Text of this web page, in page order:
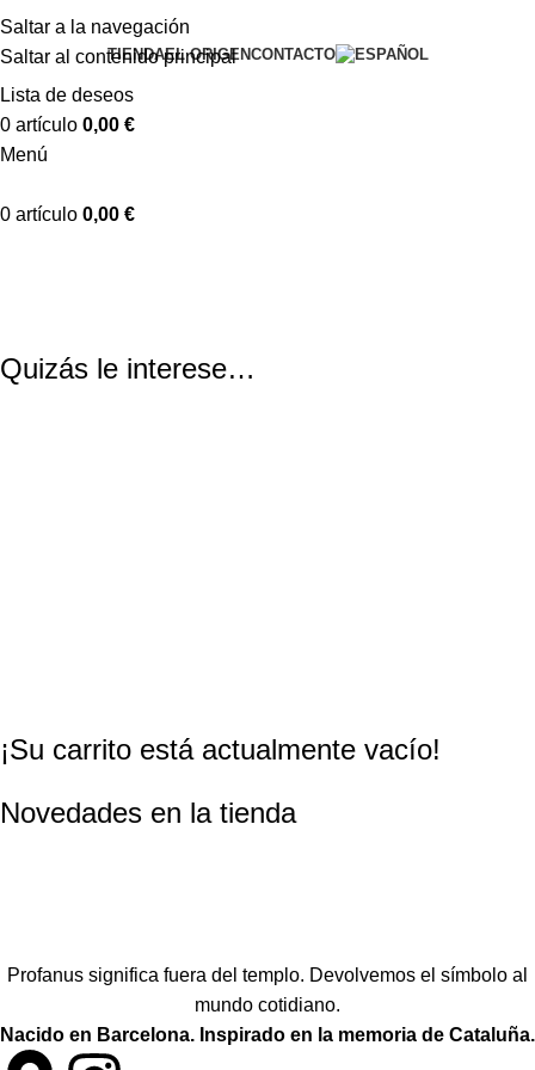
Saltar a la navegación
Saltar al contenido principal
TIENDAEL ORIGENCONTACTO
Lista de deseos
0 artículo 0,00 €
Menú
0 artículo 0,00 €
Quizás le interese…
¡Su carrito está actualmente vacío!
Novedades en la tienda
Profanus significa fuera del templo. Devolvemos el símbolo al
mundo cotidiano.
Nacido en Barcelona. Inspirado en la memoria de Cataluña.